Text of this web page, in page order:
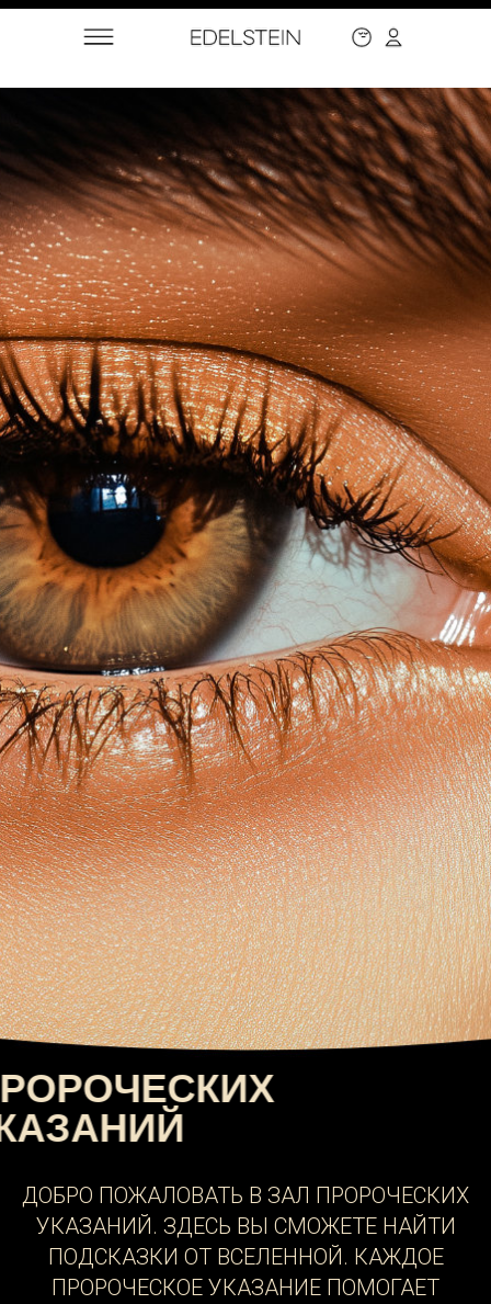
ЗАЛ ПРОРОЧЕСКИХ
УКАЗАНИЙ
ДОБРО ПОЖАЛОВАТЬ В ЗАЛ ПРОРОЧЕСКИХ
УКАЗАНИЙ. ЗДЕСЬ ВЫ СМОЖЕТЕ НАЙТИ
ПОДСКАЗКИ ОТ ВСЕЛЕННОЙ. КАЖДОЕ
ПРОРОЧЕСКОЕ УКАЗАНИЕ ПОМОГАЕТ